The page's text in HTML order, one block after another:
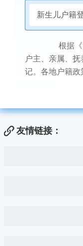
新生儿户籍
根据《户口
户主、亲属、
记。各地户籍政
友情链接：